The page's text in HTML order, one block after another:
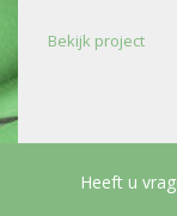
Bekijk project
Heeft u